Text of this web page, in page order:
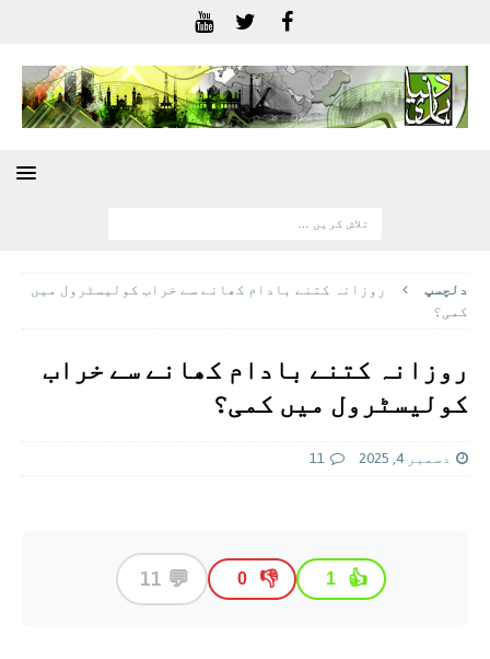
دلچسپ
روزانہ کتنے بادام کھانے سے خراب کولیسٹرول میں
کمی؟
روزانہ کتنے بادام کھانے سے خراب
کولیسٹرول میں کمی؟
دسمبر 4, 2025 11
👍
1
👎
0
💬
11